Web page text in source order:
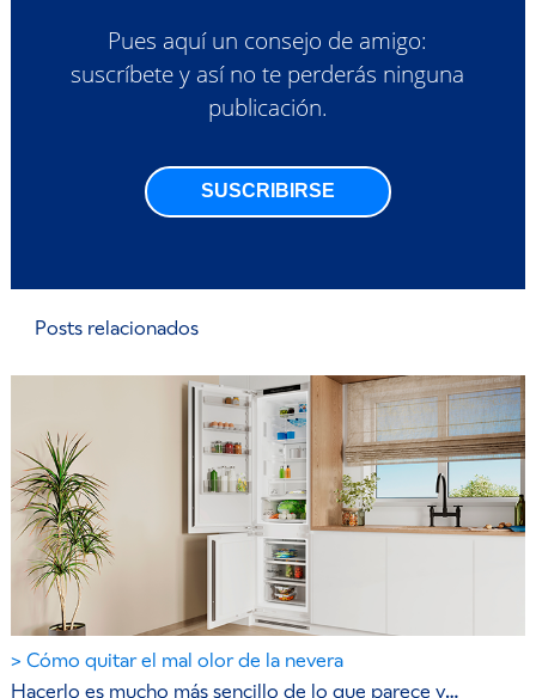
Pues aquí un consejo de amigo:
suscríbete y así no te perderás ninguna
publicación.
SUSCRIBIRSE
Posts relacionados
Cómo quitar el mal olor de la nevera
Hacerlo es mucho más sencillo de lo que parece y…